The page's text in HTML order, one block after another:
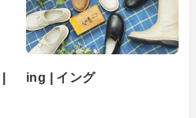
ing | イング